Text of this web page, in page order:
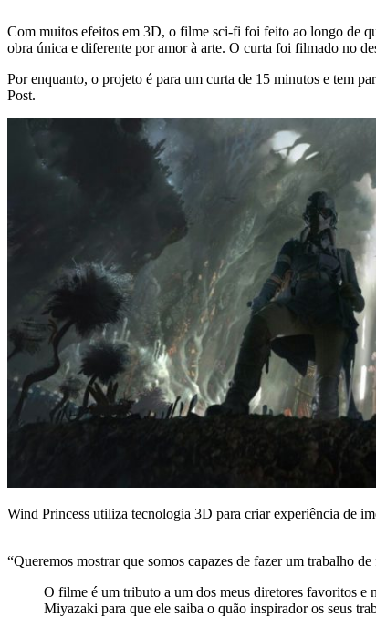
Com muitos efeitos em 3D, o filme sci-fi foi feito ao longo de
obra única e diferente por amor à arte. O curta foi filmado no
Por enquanto, o projeto é para um curta de 15 minutos e tem
Post.
Wind Princess utiliza tecnologia 3D para criar experiência de
“Queremos mostrar que somos capazes de fazer um trabalho
O filme é um tributo a um dos meus diretores favoritos e
Miyazaki para que ele saiba o quão inspirador os seus